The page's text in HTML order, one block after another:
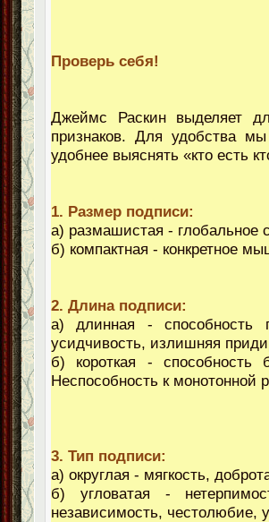
Проверь себя!
Джеймс Раскин выделяет
признаков. Для удобства
удобнее выяснять «кто есть
1. Размер подписи:
а) размашистая -
б) компактная - конкретное
2. Длина подписи:
а) длинная - способность
усидчивость, излишняя
б) короткая - способность
Неспособность к монотонной
3. Тип подписи:
а) округлая - мягкость,
б) угловатая -
независимость, честолюбие,